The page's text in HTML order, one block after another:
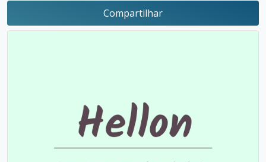
Compartilhar